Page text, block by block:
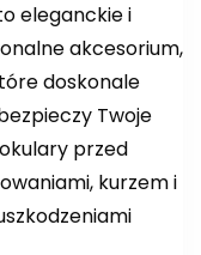
eleganckie i
akcesorium,
doskonale
Twoje
okulary przed
kurzem i